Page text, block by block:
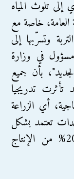
إلى تلوث المياه
خاصة مع
وتسرّبها إلى
في وزارة
بأن جميع
تأثرت تدريجيا
أي الزراعة
تعتمد بشكل
أساسي على الزراعة وتشكل حوالي 20% من الإنتاج